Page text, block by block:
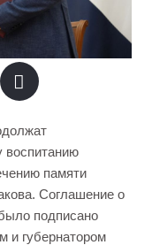
воспитанию
памяти
Соглашение о
подписано
и губернатором